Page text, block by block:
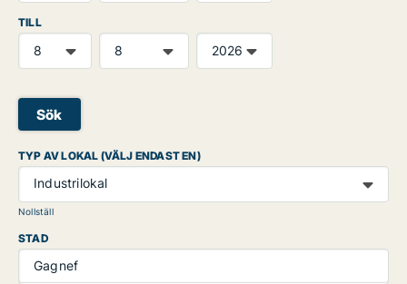
TILL
Sök
TYP AV LOKAL (VÄLJ ENDAST EN)
Industrilokal
Nollställ
STAD
Gagnef